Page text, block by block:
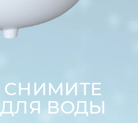
СНИМИТЕ
ДЛЯ ВОДЫ